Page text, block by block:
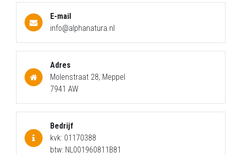
E-mail
info@alphanatura.nl
Adres
Molenstraat 28, Meppel
7941 AW
Bedrijf
kvk: 01170388
btw: NL001960811B81